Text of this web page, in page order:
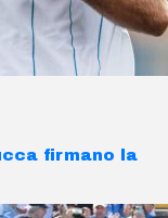
firmano la